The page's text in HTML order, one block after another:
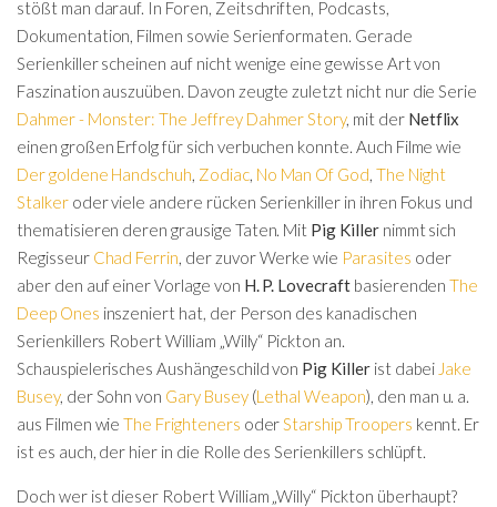
stößt man darauf. In Foren, Zeitschriften, Podcasts,
Dokumentation, Filmen sowie Serienformaten. Gerade
Serienkiller scheinen auf nicht wenige eine gewisse Art von
Faszination auszuüben. Davon zeugte zuletzt nicht nur die Serie
Dahmer - Monster: The Jeffrey Dahmer Story, mit der Netflix
einen großen Erfolg für sich verbuchen konnte. Auch Filme wie
Der goldene Handschuh Zodiac, No Man Of God The Night
Stalker oder viele andere rücken Serienkiller in ihren Fokus und
thematisieren deren grausige Taten. Mit Pig Killernimmt sich
Regisseur Chad Ferrin , der zuvor Werke wie Parasites oder
aber den auf einer Vorlage von H. P. Lovecraft basierendenThe
Deep Ones inszeniert hat, der Person des kanadischen
Serienkillers Robert William „Willy“ Pickton an.
Schauspielerisches Aushängeschild von Pig Killerist dabei Jake
Busey, der Sohn von Gary Busey(Lethal Weapon), den man u. a.
aus Filmen wieThe Frighteners oder Starship Troopers kennt. Er
ist es auch, der hier in die Rolle des Serienkillers schlüpft.
Doch wer ist dieser Robert William „Willy“ Pickton überhaupt?